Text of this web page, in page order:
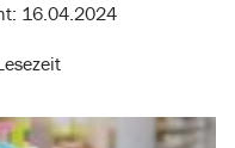
16.04.2024